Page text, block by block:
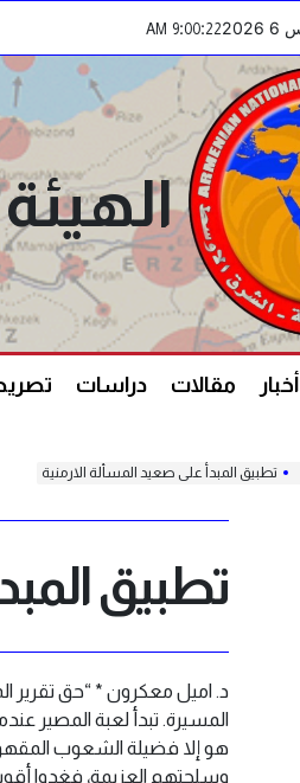
9:00:23
AM
أخبار مقالات دراسات
تطبيق المبدأ على صعيد المسألة الارمنية
تطبيق